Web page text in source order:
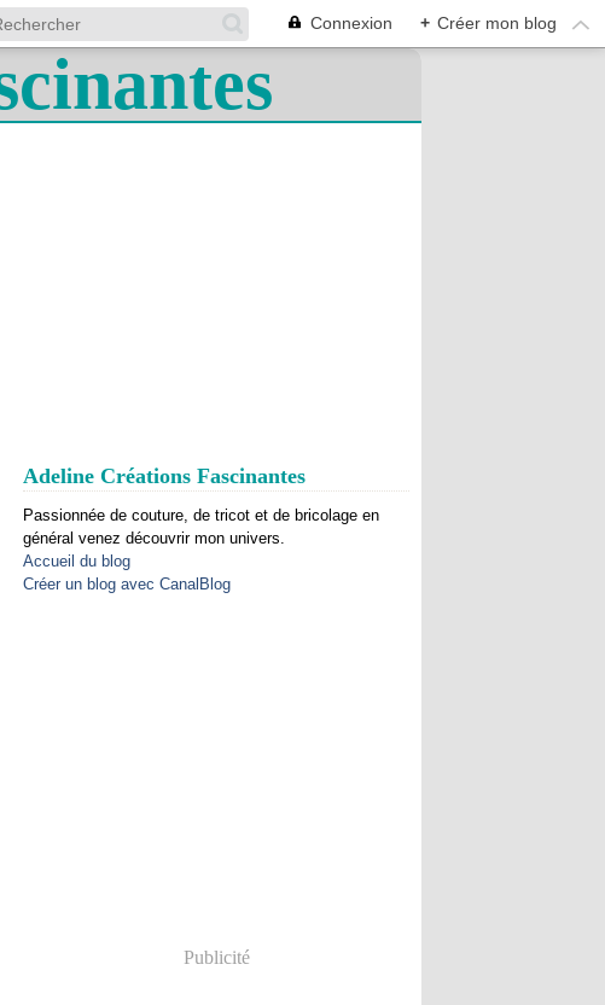
Connexion + Créer mon blog
Adeline Créations Fascinantes
Passionnée de couture, de tricot et de bricolage en
général venez découvrir mon univers.
Accueil du blog
Créer un blog avec CanalBlog
Publicité